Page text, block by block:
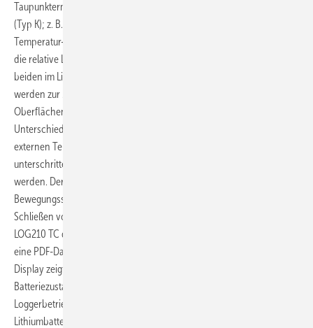
Taupunktermittlung und zwei Eingängen für externe Temperaturfühler
(Typ K); z. B. zur Messung von Oberflächentemperaturen. Der interne
Temperatur-Feuchtsensor kontrolliert die Umgebungstemperatur und
die relative Luftfeuchtigkeit. Daraus wird der Taupunkt errechnet. Die
beiden im Lieferumfang enthaltenen Typ-K-Thermoelementfühler
werden zur Messung von Wand- oder anderen
Oberflächentemperaturen an gefährdeten Stellen eingesetzt. Der
Unterschiedsfaktor zwischen der Taupunkttemperatur und der
externen Temperaturmessung wird berechnet. Ist ein Grenzwert
unterschritten und droht Schimmelgefahr, kann ein Alarm ausgelöst
werden. Der Speicher erfasst bis zu 60 000 Datensätze. Durch einen
Bewegungssensor kann der Logger zusätzlich das Öffnen oder
Schließen von Fenstern aufzeichnen. Für die Auswertung wird der
LOG210 TC direkt in die USB-Schnittstelle des Computers eingesteckt,
eine PDF-Datei der letzten Messserie wird automatisch erzeugt. Das
Display zeigt neben dem aktuellen Messwert Max.-min.-Werte,
Batteriezustand, Alarmstatus und weitere Informationen zum
Loggerbetrieb an. Die Spannungsversorgung erfolgt über eine ½-AA-
Lithiumbatterie mit 3,6 V. Das kompakte Messgerät hat eine